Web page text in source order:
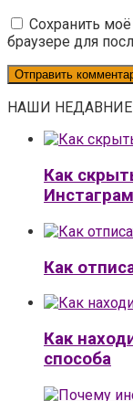
Сохранить
браузере для
НАШИ НЕДАВНИЕ
Как
Как
Как
способа